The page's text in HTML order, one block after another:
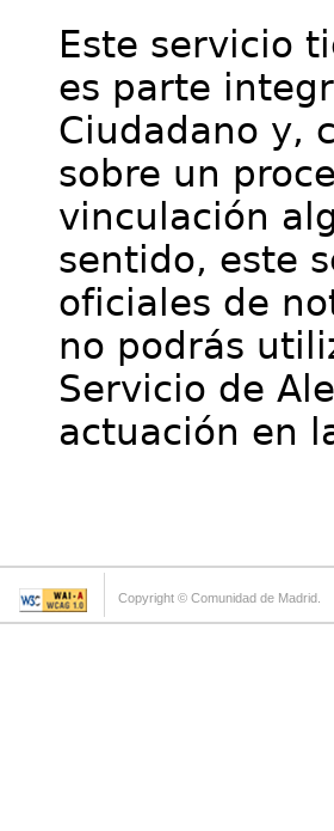
Este servicio
es parte
Ciudadano y,
sobre un
vinculación
sentido, este
oficiales de
no podrás
Servicio de
actuación en
Copyright © Comunidad de Madrid.